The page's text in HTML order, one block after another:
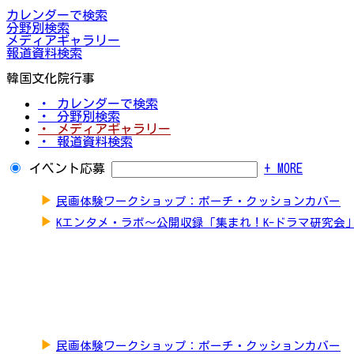
カレンダーで検索
分野別検索
メディアギャラリー
報道資料検索
韓国文化院行事
・ カレンダーで検索
・ 分野別検索
・ メディアギャラリー
・ 報道資料検索
イベント応募 + MORE
▶ 民画体験ワークショップ：ポーチ・クッションカバー
▶ Kエンタメ・ラボ～公開収録「集まれ！K-ドラマ研究会
▶ 民画体験ワークショップ：ポーチ・クッションカバー